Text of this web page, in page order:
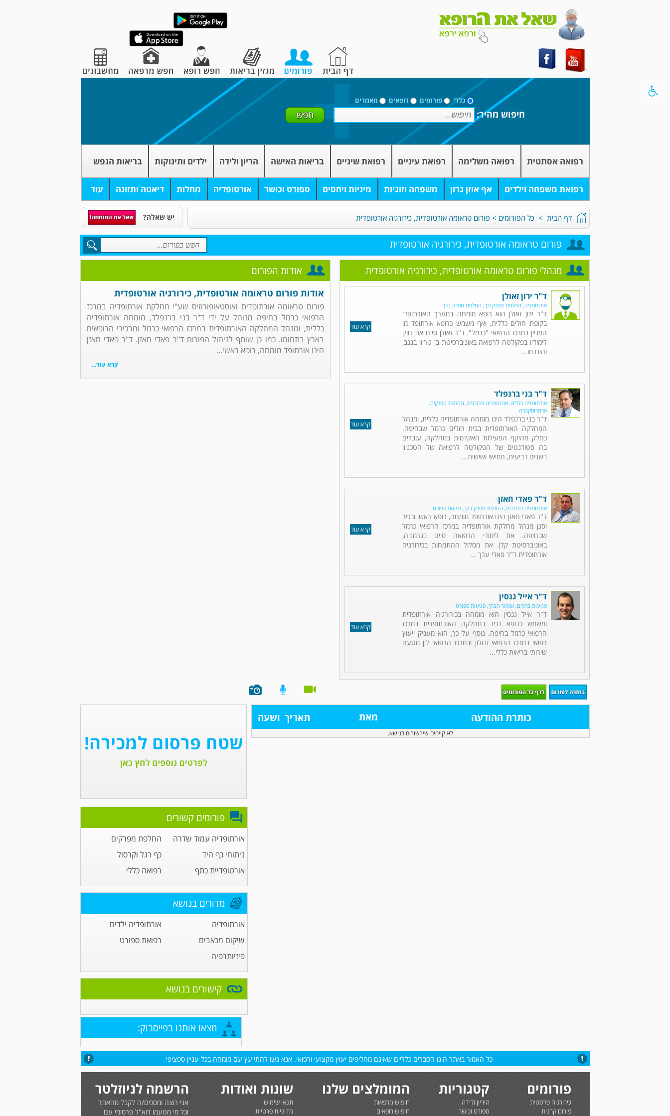
כללי פורומים רופאים מאמרים
חיפוש מהיר:
רפואה אסתטית רפואה משלימה רפואת עיניים רפואת שיניים בריאות האישה הריון ולידה ילדים ותינוקות בריאות הנפש
רפואת משפחה וילדים אף אוזן גרון משפחה וזוגיות מיניות ויחסים ספורט וכושר אורטופדיה מחלות דיאטה ותזונה עוד
דף הבית > כל הפורומים > פורום טראומה אורטופדית, כירורגיה אורטופדית יש שאלה?
פורום טראומה אורטופדית, כירורגיה אורטופדית
אודות הפורום
אודות פורום טראומה אורטופדית, כירורגיה אורטופדית
פורום טראומה אורתופדית ואוסטאופורוזיס שע"י מחלקת אורתופדיה במרכז
הרפואי כרמל בחיפה מנוהל על ידי ד"ר בני ברנפלד, מומחה אורתופדיה
כללית, ומנהל המחלקה האורתופדית במרכז הרפואי כרמל ומבכירי הרופאים
בארץ בתחומו. כמו כן שותף לניהול הפורום ד"ר פאדי חאזן. ד"ר פאדי חאזן
הינו אורתופד מומחה, רופא ראשי...
קרא עוד...
מנהלי פורום טראומה אורטופדית, כירורגיה אורטופדית
קרא עוד
ד"ר ירון זאולן
אורתופדיה, החלפת מפרק ירך, החלפת מפרק ברך
ד"ר ירון זאולן הוא רופא מומחה במערך האורתופדי
בקופת חולים כללית, ואף משמש כרופא אורתופד מן
המניין במרכז הרפואי "כרמל". ד"ר זאולן סיים את חוק
לימודיו בפקולטה לרפואה באוניברסיטת בן גוריון בנגב,
והינו מו...
קרא עוד
ד"ר בני ברנפלד
אורתופדיה כללית, אורתופדיה כירורגית, החלפת מפרקים,
ארתרוסקופיה
ד"ר בני ברנפלד הינו מומחה אורתופדיה כללית, ומנהל
המחלקה האורתופדית בבית חולים כרמל שבחיפה.
כחלק מהיקף הפעילות האקדמית במחלקה, עוברים
בה סטודנטים של הפקולטה לרפואה של הטכניון
בשנים רביעית, חמישי ושישית...
קרא עוד
ד"ר פאדי חאזן
אורתופדיה כירורגית, החלפת מפרק ברך, רפואת ספורט
ד"ר פאדי חאזן הינו אורתופד מומחה, רופא ראשי ובכיר
וסגן מנהל מחלקת אורתופדיה במרכז הרפואי כרמל
שבחיפה. את לימודי הרפואה סיים בגרמניה,
באוניברסיטת קלן. את מסלול ההתמחות בכירורגיה
אורתופדית ד"ר פאדי ערך ...
קרא עוד
ד"ר אייל גנסין
פגיעות ברכיים, שימור הברך, פגיעות ספורט
ד"ר אייל גנסין הוא מומחה בכירורגיה אורתופדית
ומשמש כרופא בכיר במחלקה האורתופדית במרכז
הרפואי כרמל בחיפה. נוסף על כך, הוא מעניק ייעוץ
רפואי במרכז הרפואי זבולון ובמרכז הרפואי לין מטעם
שירותי בריאות כללי...
כותרת ההודעה מאת תאריך ושעה
לא קיימים שירשורים בנושא.
פורומים קשורים
אורתופדיה עמוד שדרה
החלפת מפרקים
ניתוחי כף היד
כף רגל וקרסול
אורטופדיית כתף
רפואה כללי
מדורים בנושא
אורתופדיה
אורתופדיה ילדים
שיקום מכאבים
רפואת ספורט
פיזיותרפיה
קישורים בנושא
מצאו אותנו בפייסבוק:
כל האמור באתר הינו הסברים כלליים שאינם מחליפים יעוץ מקצועי ורפואי. אנא גשו להתייעץ עם מומחה בכל עניין ספציפי.
פורומים
כירורגיה פלסטית
פורום קרנית
קטגוריות
היריון ולידה
ספורט וכושר
המומלצים שלנו
חיפוש מרפאות
חיפוש רופאים
שונות ואודות
תנאי שימוש
מדיניות פרטיות
הרשמה לניוזלטר
אני רוצה ומסכים/ה לקבל מהאתר
וכל מי מטעמו דוא"ל פרסומי עם